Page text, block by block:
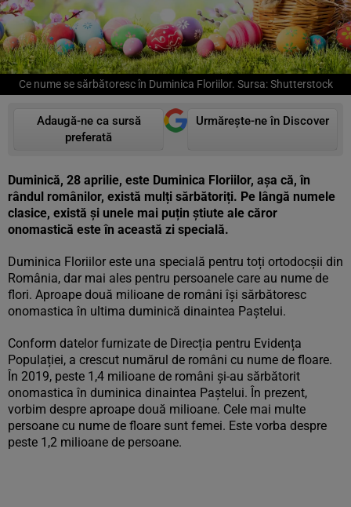
Ce nume se sărbătoresc în Duminica Floriilor. Sursa: Shutterstock
Adaugă-ne ca sursă
preferată
Urmărește-ne în Discover
Duminică, 28 aprilie, este Duminica Floriilor, așa că, în
rândul românilor, există mulți sărbătoriți. Pe lângă numele
clasice, există și unele mai puțin știute ale căror
onomastică este în această zi specială.
Duminica Floriilor este una specială pentru toți ortodocșii din
România, dar mai ales pentru persoanele care au nume de
flori. Aproape două milioane de români își sărbătoresc
onomastica în ultima duminică dinaintea Paștelui.
Conform datelor furnizate de Direcția pentru Evidența
Populației, a crescut numărul de români cu nume de floare.
În 2019, peste 1,4 milioane de români și-au sărbătorit
onomastica în duminica dinaintea Paștelui. În prezent,
vorbim despre aproape două milioane. Cele mai multe
persoane cu nume de floare sunt femei. Este vorba despre
peste 1,2 milioane de persoane.